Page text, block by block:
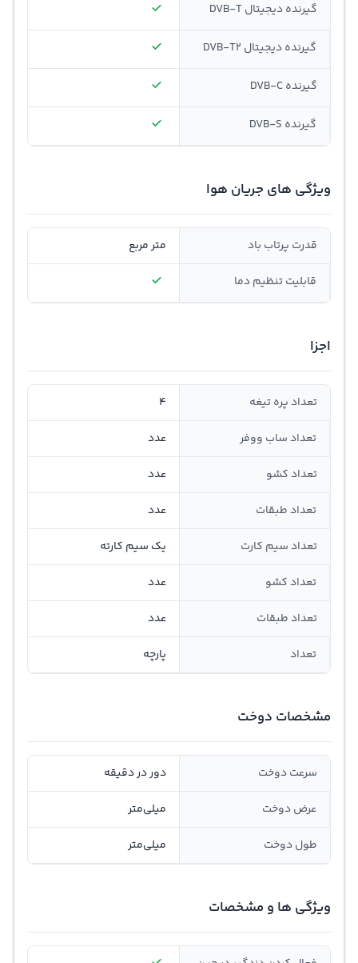
گیرنده دیجیتال DVB-T
گیرنده دیجیتال DVB-T2
گیرنده DVB-C
گیرنده DVB-S
ویژگی های جریان هوا
قدرت پرتاب باد متر مربع
قابلیت تنظیم دما
اجزا
تعداد پره تیغه 4
تعداد ساب ووفر عدد
تعداد کشو عدد
تعداد طبقات عدد
تعداد سیم کارت یک سیم کارته
تعداد کشو عدد
تعداد طبقات عدد
تعداد پارچه
مشخصات دوخت
سرعت دوخت دور در دقیقه
عرض دوخت میلی‌متر
طول دوخت میلی‌متر
ویژگی ها و مشخصات